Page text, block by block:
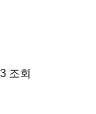
조회